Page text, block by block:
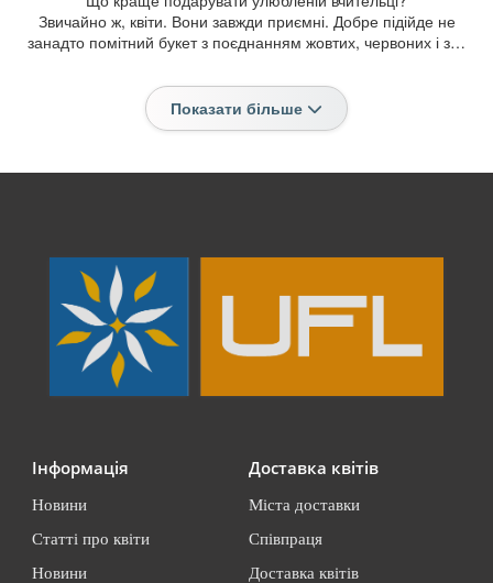
Звичайно ж, квіти. Вони завжди приємні. Добре підійде не
занадто помітний букет з поєднанням жовтих, червоних і з…
Показати більше
Інформація
Новини
Статті про квіти
Новини
Доставка квітів
Міста доставки
Співпраця
Доставка квітів